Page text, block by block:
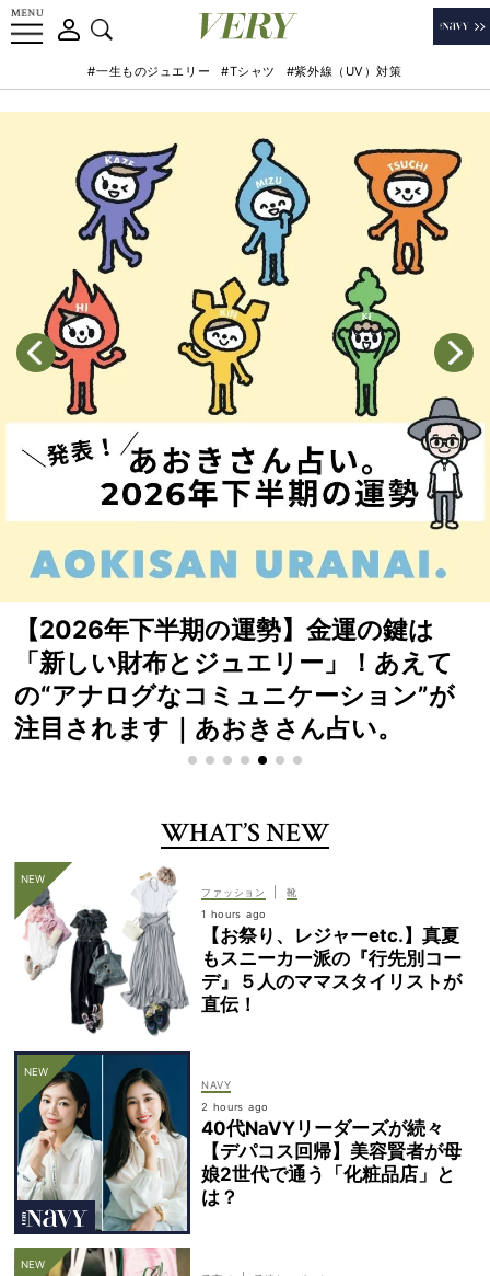
#一生ものジュエリー #Tシャツ #紫外線（UV）対策
待望の受注再開！「VERY×yoriトート」
は裏表使える“縦型”が人気【徹底解説】
WHAT’S NEW
ファッション
靴
1 hours ago
【お祭り、レジャーetc.】真夏
もスニーカー派の『行先別コー
デ』５人のママスタイリストが
直伝！
NAVY
2 hours ago
40代NaVYリーダーズが続々
【デパコス回帰】美容賢者が母
娘2世代で通う「化粧品店」と
は？